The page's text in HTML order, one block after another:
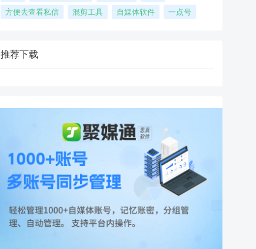
方便去查看私信
混剪工具 自媒体软件 一点号
推荐下载